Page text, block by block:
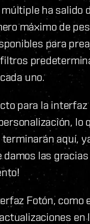
ha salido
máximo de
para
uno.
para la
lo
aquí,
damos las
Fotón, como